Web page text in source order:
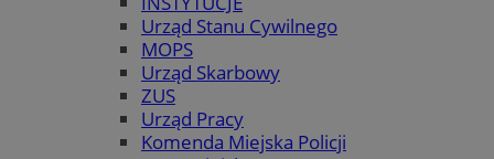
Urząd Stanu Cywilnego
MOPS
Urząd Skarbowy
ZUS
Urząd Pracy
Komenda Miejska Policji